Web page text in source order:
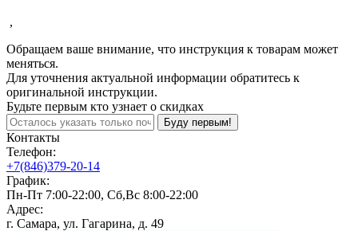
,
Обращаем ваше внимание, что инструкция к товарам может
меняться.
Для уточнения актуальной информации обратитесь к
оригинальной инструкции.
Будьте первым кто узнает о скидках
Буду первым!
Контакты
Телефон:
+7(846)379-20-14
График:
Пн-Пт 7:00-22:00, Сб,Вс 8:00-22:00
Адрес:
г. Самара, ул. Гагарина, д. 49